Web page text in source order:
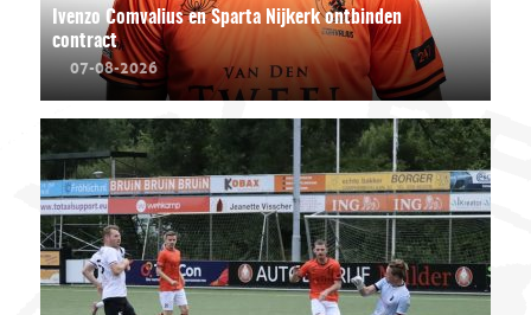
Ivenzo Comvalius en Sparta Nijkerk ontbinden
contract
07-08-2026